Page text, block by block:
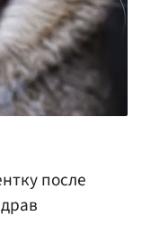
после